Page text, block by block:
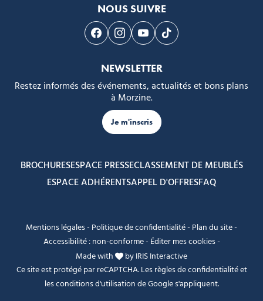
NOUS SUIVRE
Suivez-nous sur Facebook
Suivez-nous sur Instagram
Suivez-nous sur Youtube
Suivez-nous sur
NEWSLETTER
Restez informés des événements, actualités et bons plans
à Morzine.
Je m'inscris
BROCHURESESPACE PRESSECLASSEMENT DE MEUBLÉS
ESPACE ADHÉRENTSAPPEL D'OFFRESFAQ
Mentions légales- Politique de confidentialité- Plan du site-
Accessibilité : non-conforme- Éditer mes cookies-
Made with
byIRIS Interactive
Ce site est protégé par reCAPTCHA. Lesrègles de confidentialitéet
lesconditions d'utilisationde Google s'appliquent.